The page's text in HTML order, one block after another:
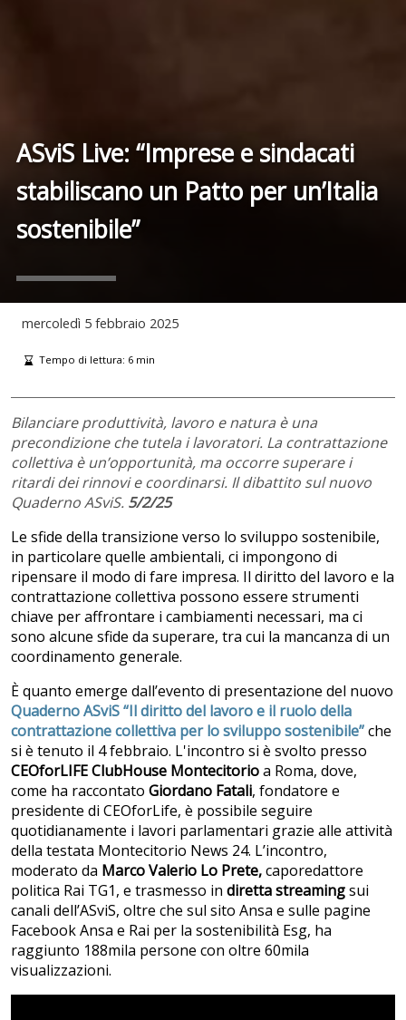
ASviS Live: “Imprese e sindacati
stabiliscano un Patto per un’Italia
sostenibile”
Bilanciare produttività, lavoro e natura è una
precondizione che tutela i lavoratori. La contrattazione
collettiva è un’opportunità, ma occorre superare i
ritardi dei rinnovi e coordinarsi. Il dibattito sul nuovo
Quaderno ASviS. 5/2/25
Le sfide della transizione verso lo sviluppo sostenibile,
in particolare quelle ambientali, ci impongono di
ripensare il modo di fare impresa. Il diritto del lavoro e la
contrattazione collettiva possono essere strumenti
chiave per affrontare i cambiamenti necessari, ma ci
sono alcune sfide da superare, tra cui la mancanza di un
coordinamento generale.
È quanto emerge dall’evento di presentazione del nuovo
Quaderno ASviS “Il diritto del lavoro e il ruolo della
contrattazione collettiva per lo sviluppo sostenibile”che
si è tenuto il 4 febbraio. L'incontro si è svolto presso
CEOforLIFE ClubHouse Montecitorioa Roma, dove,
come ha raccontato Giordano Fatali, fondatore e
presidente di CEOforLife, è possibile seguire
quotidianamente i lavori parlamentari grazie alle attività
della testata Montecitorio News 24. L’incontro,
moderato da Marco Valerio Lo Prete,caporedattore
politica Rai TG1, e trasmesso in diretta streamingsui
canali dell’ASviS, oltre che sul sito Ansa e sulle pagine
Facebook Ansa e Rai per la sostenibilità Esg, ha
raggiunto 188mila persone con oltre 60mila
visualizzazioni.
mercoledì 5 febbraio 2025
Tempo di lettura: 6min